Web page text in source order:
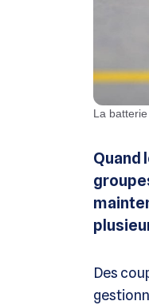
La
Quand
Des